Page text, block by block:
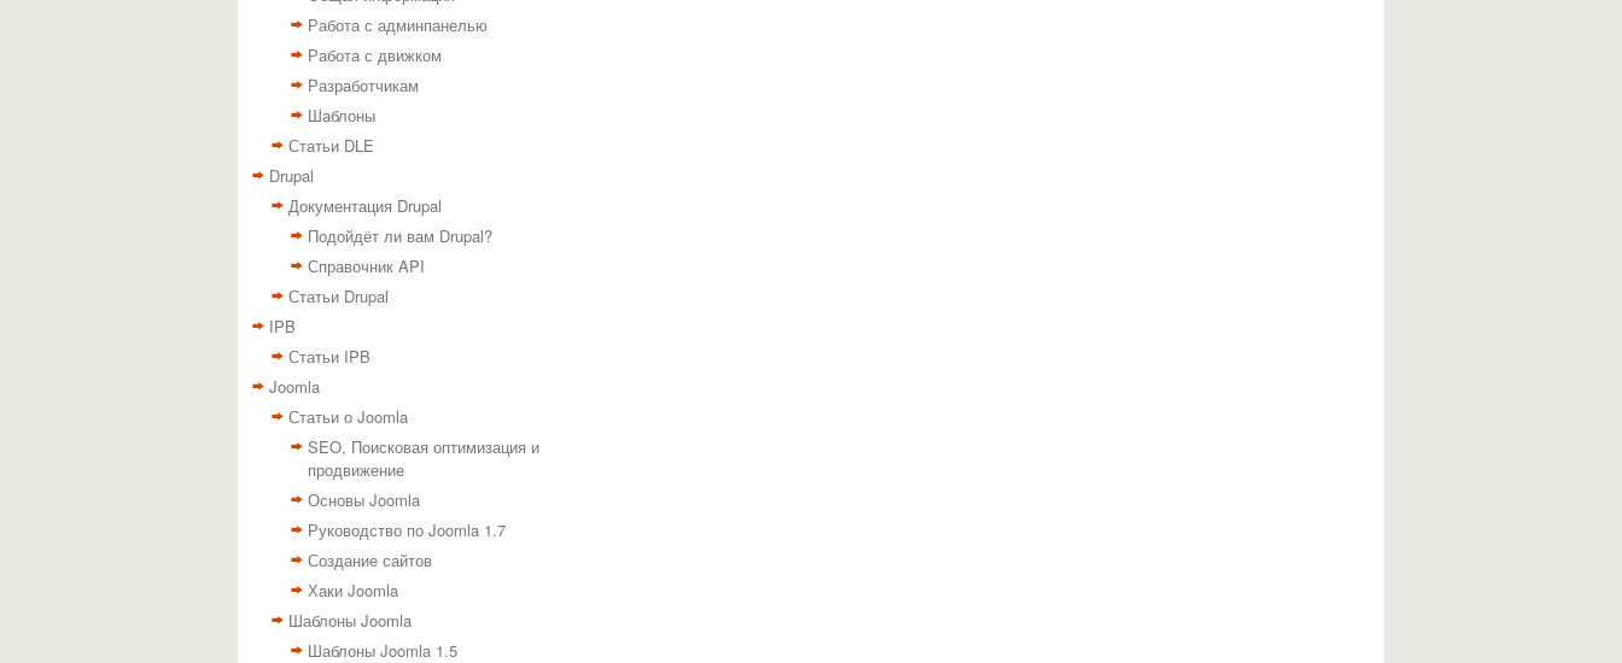
Работа с админпанелью
Работа с движком
Разработчикам
Шаблоны
Статьи DLE
Drupal
Документация Drupal
Подойдёт ли вам Drupal?
Справочник API
Статьи Drupal
IPB
Статьи IPB
Joomla
Статьи о Joomla
SEO, Поисковая оптимизация и
продвижение
Основы Joomla
Руководство по Joomla 1.7
Создание сайтов
Хаки Joomla
Шаблоны Joomla
Шаблоны Joomla 1.5